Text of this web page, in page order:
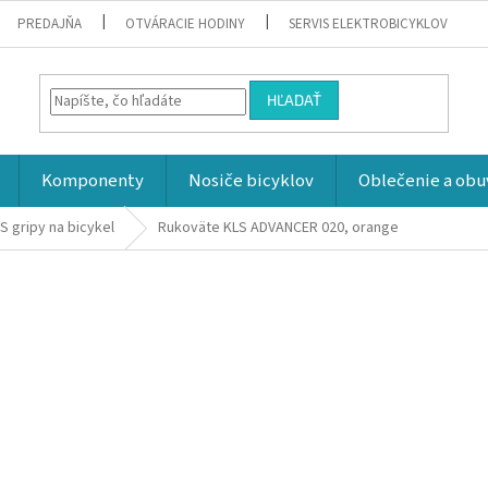
PREDAJŇA OTVÁRACIE HODINY SERVIS ELEKTROBICYKLOV
HĽADAŤ
Komponenty Nosiče bicyklov Oblečenie a
gripy na bicykel Rukoväte KLS ADVANCER 020, orange